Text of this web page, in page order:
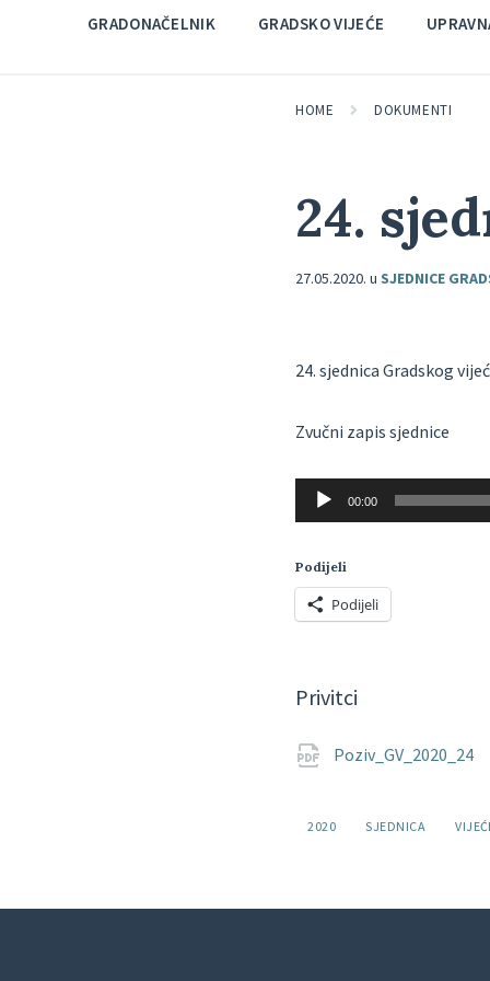
GRADONAČELNIK GRADSKO VIJEĆE
HOME DOKUMENTI
24.
27.05.2020.u SJEDNICE
24. sjednica Gradskog
Zvučni zapis sjednice
Reproduktor
audiozapisa
00:00
Podijeli
Podijeli
Privitci
Poziv_GV_2020_24
Oznake:
2020 SJEDNICA